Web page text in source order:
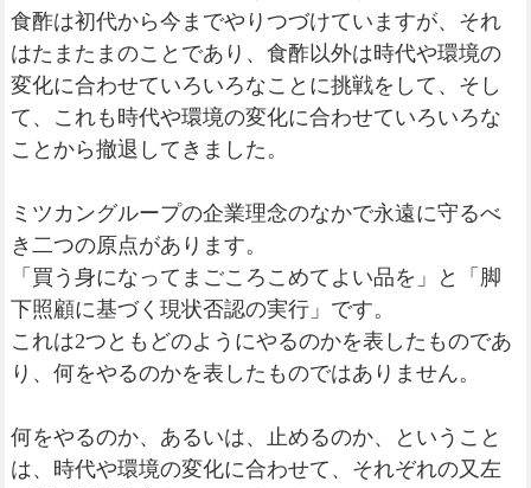
食酢は初代から今までやりつづけていますが、それ
はたまたまのことであり、食酢以外は時代や環境の
変化に合わせていろいろなことに挑戦をして、そし
て、これも時代や環境の変化に合わせていろいろな
ことから撤退してきました。
ミツカングループの企業理念のなかで永遠に守るべ
き二つの原点があります。
「買う身になってまごころこめてよい品を」と「脚
下照顧に基づく現状否認の実行」です。
これは2つともどのようにやるのかを表したものであ
り、何をやるのかを表したものではありません。
何をやるのか、あるいは、止めるのか、ということ
は、時代や環境の変化に合わせて、それぞれの又左